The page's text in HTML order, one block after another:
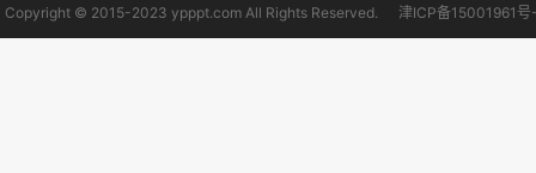
Copyright © 2015-2023 ypppt.com All Rights Reserved. 津ICP备15001961号